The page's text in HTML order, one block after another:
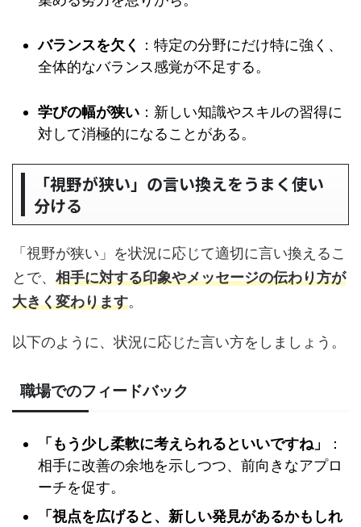
バランスを欠く
：特定の分野にだけ特に強く、
全体的なバランス感覚が不足する。
学びの幅が狭い ：新しい知識やスキルの習得に
対して消極的になることがある。
「視野が狭い」の言い換えをうまく使い
分ける
「視野が狭い」を状況に応じて適切に言い換えるこ
とで、 相手に対する印象やメッセージの伝わり方が
大きく変わります。
以下のように、状況に応じた言い方をしましょう。
職場でのフィードバック
「もう少し柔軟に考えられるといいですね」
：
相手に改善の余地を示しつつ、前向きなアプロ
ーチを促す。
「視点を広げると、新しい発見があるかもしれ